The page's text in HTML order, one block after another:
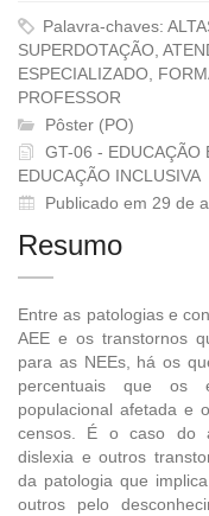
Palavra-chaves:
SUPERDOTAÇÃO,
ESPECIALIZADO,
PROFESSOR
Pôster (PO)
GT-06 - EDUCAÇÃO
EDUCAÇÃO INCLUSIVA
Publicado em 29 de
Resumo
Entre as patologias e
AEE e os transtornos
para as NEEs, há os
percentuais que os
populacional afetada e
censos. É o caso do
dislexia e outros
da patologia que
outros pelo